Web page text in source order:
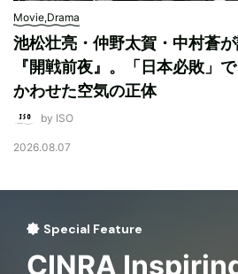
Movie,Drama
池松壮亮・仲野太賀・中村蒼
『開戦前夜』。「日本必敗」
かわせた空気の正体
by ISO
2026.08.07
Special Feature
CINRA